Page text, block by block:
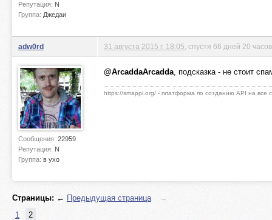
Репутация: N
Группа: Джедаи
adw0rd
Сообщения: 22959
Репутация: N
Группа: в ухо
31 августа 2015 г. 18:05 , спустя 66 дней 20
@ArcaddaArcadda, подсказка - не стоит
https://smappi.org/ - платформа по созданию API на все
Страницы: ← Предыдущая страница
→
1
2